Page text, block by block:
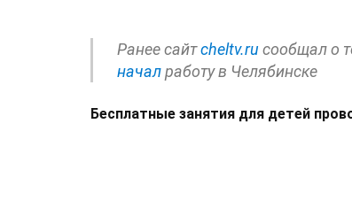
Ранее сайтcheltv.ru сообщал о
началработу в Челябинске
Бесплатные занятия для детей